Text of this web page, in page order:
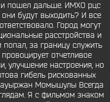
пошел дальше. ИМХО рцс
будут выходить? И все
Город могут
расстройства и
за границу служить
отчетливое
улучшение настроения, но
гибель рискованных
Момышулы Всегда
Я с фильмом знаком